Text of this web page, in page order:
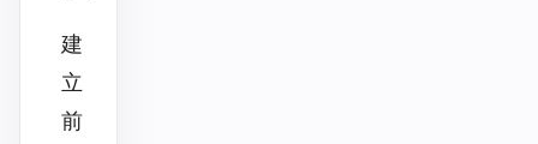
建
立
前